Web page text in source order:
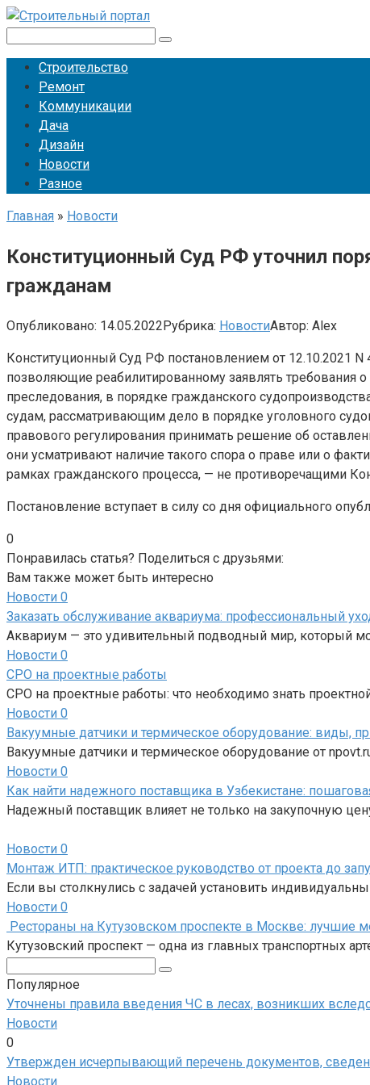
Перейти
Строительство
Ремонт
Коммуникации
Дача
Дизайн
Новости
Разное
Главная » Новости
Конституционный Суд РФ уточнил
гражданам
Опубликовано: 14.05.2022Рубрика: НовостиАвтор: Alex
Конституционный Суд РФ постановлением от 12.10.2021
позволяющие реабилитированному заявлять требования
преследования, в порядке гражданского
судам, рассматривающим дело в порядке уголовного
правового регулирования принимать решение об
они усматривают наличие такого спора о праве или о
рамках гражданского процесса, — не противоречащими
Постановление вступает в силу со дня официального
0
Понравилась статья? Поделиться с друзьями:
Вам также может быть интересно
Новости 0
Заказать обслуживание аквариума: профессиональный
Аквариум — это удивительный подводный мир, который
Новости 0
СРО на проектные работы
СРО на проектные работы: что необходимо знать
Новости 0
Вакуумные датчики и термическое оборудование: виды,
Вакуумные датчики и термическое оборудование от
Новости 0
Как найти надежного поставщика в Узбекистане:
Надежный поставщик влияет не только на закупочную
Новости 0
Монтаж ИТП: практическое руководство от проекта до
Если вы столкнулись с задачей установить
Новости 0
Рестораны на Кутузовском проспекте в Москве: лучшие
Кутузовский проспект — одна из главных транспортных
Популярное
Уточнены правила введения ЧС в лесах, возникших
Новости
0
Утвержден исчерпывающий перечень документов,
Новости